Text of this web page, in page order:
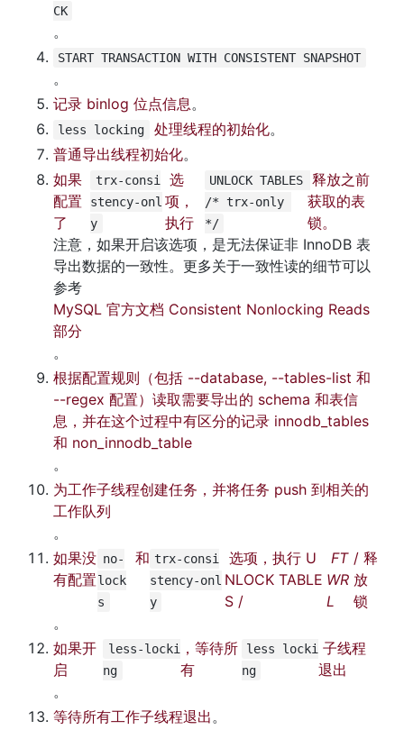
CK
。
START TRANSACTION WITH CONSISTENT SNAPSHOT
。
记录 binlog 位点信息。
less locking 处理线程的初始化。
普通导出线程初始化。
如果
配置
了
trx-consi
stency-onl
y
选
项，
执行
UNLOCK TABLES
/* trx-only
*/
获取的表
锁。
注意，如果开启该选项，是无法保证非 InnoDB 表
导出数据的一致性。更多关于一致性读的细节可以
参考
MySQL 官方文档 Consistent Nonlocking Reads
部分
。
根据配置规则（包括 --database, --tables-list 和
--regex 配置）读取需要导出的 schema 和表信
息，并在这个过程中有区分的记录 innodb_tables
和 non_innodb_table
。
为工作子线程创建任务，并将任务 push 到相关的
工作队列
。
如果没
有配置
no-
lock
s
trx-consi
stency-onl
y
NLOCK TABLE
S /
WR
L
/ 释
放
锁
。
如果开
启
less-locki
ng
，等待所
有
less locki
ng
子线程
退出
。
等待所有工作子线程退出。